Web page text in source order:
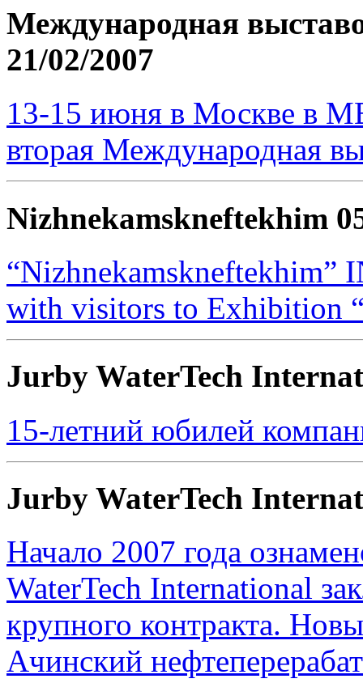
Международная
21/02/2007
13-15 июня в Москве в
вторая Международная
Nizhnekamskneftekhim
“Nizhnekamskneftekhim”
with visitors to Exhibition
Jurby WaterTech
15-летний юбилей
Jurby WaterTech
Начало 2007 года
WaterTech International
крупного контракта.
Ачинский